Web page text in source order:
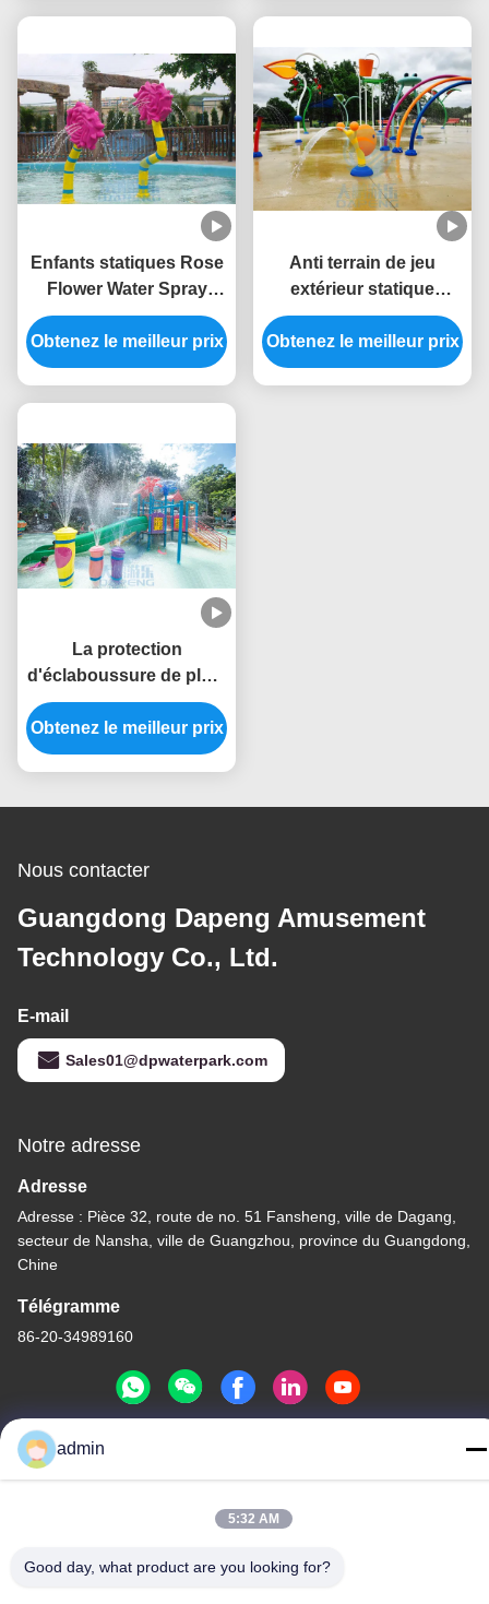
Enfants statiques Rose
Flower Water Spray
Park de protection
d'éclaboussure de l'eau
de fibre de verre anti
Obtenez le meilleur prix
Anti terrain de jeu
extérieur statique
d'éclaboussure de l'eau
d'escargot des
arroseuses solides
Obtenez le meilleur prix
La protection
d'éclaboussure de pluie
de parc d'aventure joue
l'ensemble de jet de
fontaine de colonne de
Obtenez le meilleur prix
Nous contacter
Guangdong Dapeng Amusement
Technology Co., Ltd.
E-mail
Sales01@dpwaterpark.com
Notre adresse
Adresse
Adresse : Pièce 32, route de no. 51 Fansheng, ville de Dagang,
secteur de Nansha, ville de Guangzhou, province du Guangdong,
Chine
Télégramme
86-20-34989160
-2026 Guangdong Dapeng Amusement Technology Co., Ltd.
admin
5:32 AM
Good day, what product are you looking for?